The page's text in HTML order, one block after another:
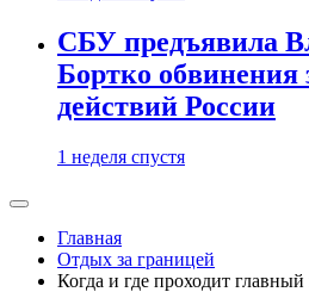
СБУ предъявила
Бортко обвинения
действий России
1 неделя спустя
Главная
Отдых за границей
Когда и где проходит